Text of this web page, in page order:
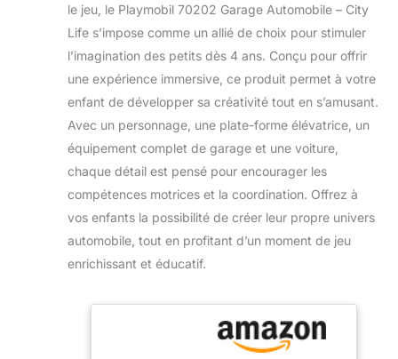
le jeu, le Playmobil 70202 Garage Automobile – City
Life s’impose comme un allié de choix pour stimuler
l’imagination des petits dès 4 ans. Conçu pour offrir
une expérience immersive, ce produit permet à votre
enfant de développer sa créativité tout en s’amusant.
Avec un personnage, une plate-forme élévatrice, un
équipement complet de garage et une voiture,
chaque détail est pensé pour encourager les
compétences motrices et la coordination. Offrez à
vos enfants la possibilité de créer leur propre univers
automobile, tout en profitant d’un moment de jeu
enrichissant et éducatif.